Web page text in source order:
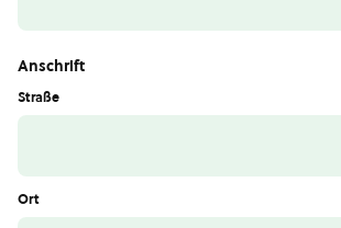
Anschrift
Straße
Ort